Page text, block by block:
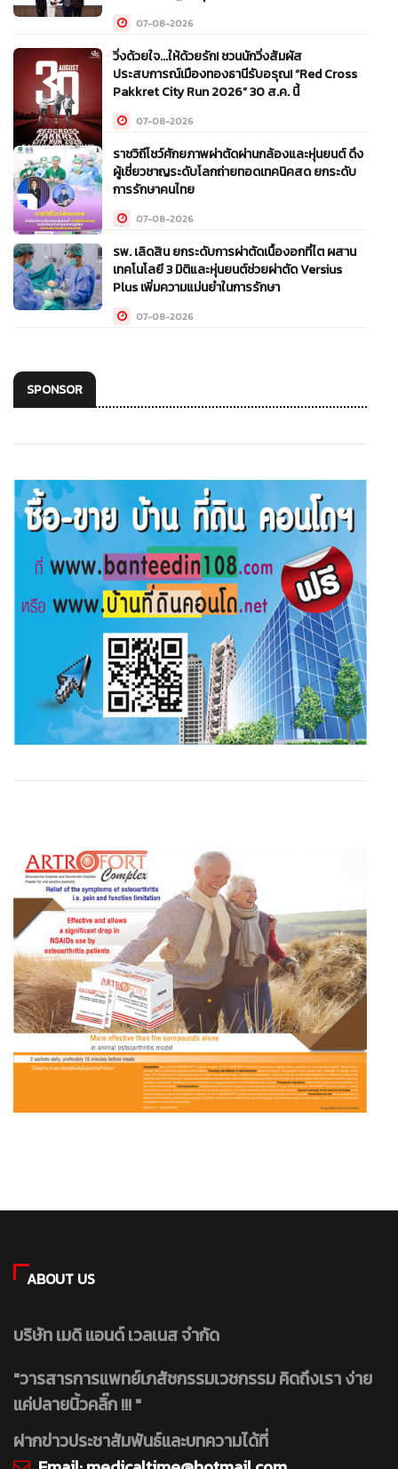
07-08-2026
วิ่งด้วยใจ...ให้ด้วยรัก! ชวนนักวิ่งสัมผัส
ประสบการณ์เมืองทองธานีรับอรุณ! “Red Cross
Pakkret City Run 2026” 30 ส.ค. นี้
07-08-2026
ราชวิถีโชว์ศักยภาพผ่าตัดผ่านกล้องและหุ่นยนต์ ดึง
ผู้เชี่ยวชาญระดับโลกถ่ายทอดเทคนิคสด ยกระดับ
การรักษาคนไทย
07-08-2026
รพ. เลิดสิน ยกระดับการผ่าตัดเนื้องอกที่ไต ผสาน
เทคโนโลยี 3 มิติและหุ่นยนต์ช่วยผ่าตัด Versius
Plus เพิ่มความแม่นยำในการรักษา
07-08-2026
SPONSOR
ABOUT US
บริษัท เมดิ แอนด์ เวลเนส จำกัด
"วารสารการแพทย์เภสัชกรรมเวชกรรม คิดถึงเรา ง่าย
แค่ปลายนิ้วคลิ๊ก !!! "
ฝากข่าวประชาสัมพันธ์และบทความได้ที่